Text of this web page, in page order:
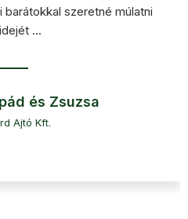
barátokkal szeretné múlatni
...
és Zsuzsa
Ajtó Kft.